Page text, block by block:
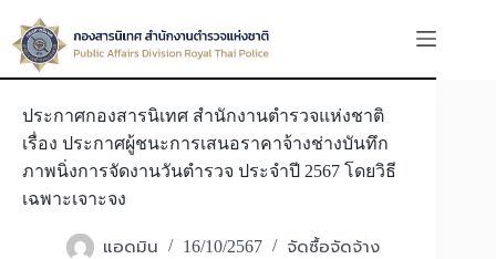
to
content
ประกาศกองสารนิเทศ สำนักงานตำรวจแห่งชาติ
เรื่อง ประกาศผู้ชนะการเสนอราคาจ้างช่างบันทึก
ภาพนิ่งการจัดงานวันตำรวจ ประจำปี 2567 โดยวิธี
เฉพาะเจาะจง
แอดมิน 16/10/2567 จัดซื้อจัดจ้าง